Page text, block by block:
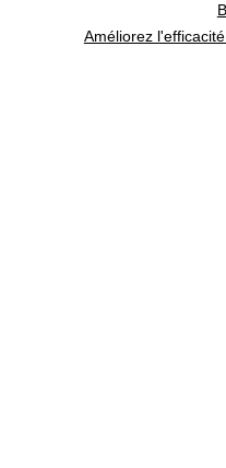
Améliorez